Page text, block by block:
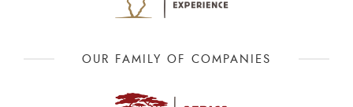
OUR FAMILY OF COMPANIES